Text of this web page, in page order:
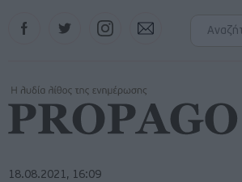
Instagram
18.08.2021, 16:09